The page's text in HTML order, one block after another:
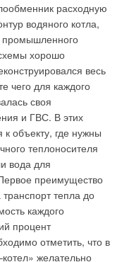
расходную
водяного котла,
промышленного
хорошо
весь
чего для каждого
своя
и ГВС. В этих
к объекту, где нужны
теплоносителя
вода для
преимущество
тепла до
каждого
процент
отметить, что в
желательно
намного больше
Мощность
на2–3 кВт, а это
и большое
Основной
поступает
содержатся,
различные
кислоты. При
они не улетают
с целью
преимущества
вообще будет
длительность
всего1–2 % от всего
98–99 %
вода
утечек из-за его
за эти 98–99 %
сливных бачков
бытовых
с общим объемом
30 л/
недоучет
не является